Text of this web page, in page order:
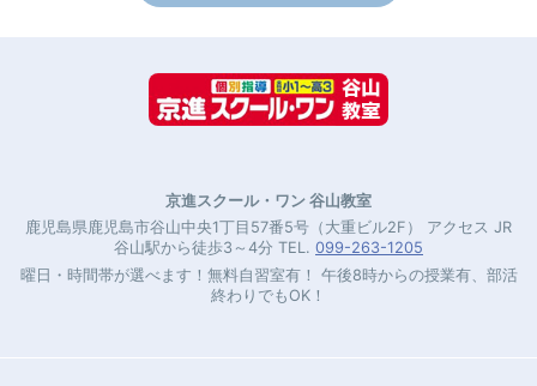
京進スクール・ワン 谷山教室
鹿児島県鹿児島市谷山中央1丁目57番5号（大重ビル2F） アクセス JR
谷山駅から徒歩3～4分 TEL. 099-263-1205
曜日・時間帯が選べます！無料自習室有！ 午後8時からの授業有、部活
終わりでもOK！